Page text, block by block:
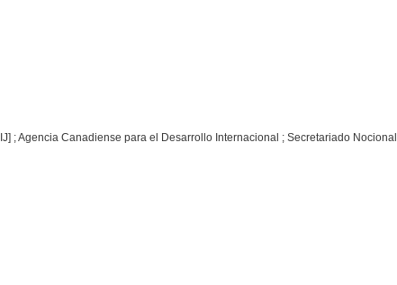
; Agencia Canadiense para el Desarrollo Internacional ; Secretariado Nocional